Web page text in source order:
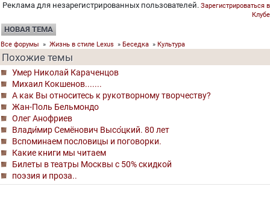
Реклама для незарегистрированных пользователей. Зарегистрироваться в
Клубе
НОВАЯ ТЕМА
Все форумы » Жизнь в стиле Lexus » Беседка » Культура
Похожие темы
Умер Николай Караченцов
Михаил Кокшенов.......
А как Вы относитесь к рукотворному творчеству?
Жан-Поль Бельмондо
Олег Анофриев
Влади́мир Семёнович Высо́цкий. 80 лет
Вспоминаем пословицы и поговорки.
Какие книги мы читаем
Билеты в театры Москвы с 50% скидкой
поэзия и проза..